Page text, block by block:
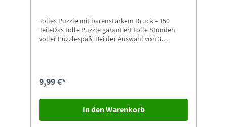
Tolles Puzzle mit bärenstarkem Druck – 150
TeileDas tolle Puzzle garantiert tolle Stunden
voller Puzzlespaß. Bei der Auswahl von 3
9,99 €*
In den Warenkorb